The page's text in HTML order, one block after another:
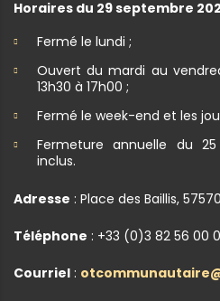
Horaires du 29 septembre
Fermé le lundi ;
Ouvert du mardi au
13h30 à 17h00 ;
Fermé le week-end et les
Fermeture annuelle du
inclus.
Adresse : Place des Baillis,
Téléphone : +33 (0)3 82 56 00
Courriel :